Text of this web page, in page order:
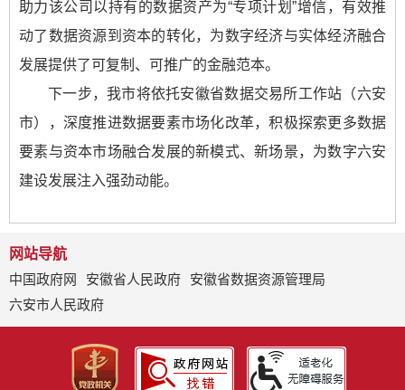
助力该公司以持有的数据资产为“专项计划”增信，有效推
动了数据资源到资本的转化，为数字经济与实体经济融合
发展提供了可复制、可推广的金融范本。
下一步，我市将依托安徽省数据交易所工作站（六安
市），深度推进数据要素市场化改革，积极探索更多数据
要素与资本市场融合发展的新模式、新场景，为数字六安
建设发展注入强劲动能。
网站导航
中国政府网
安徽省人民政府
安徽省数据资源管理局
六安市人民政府